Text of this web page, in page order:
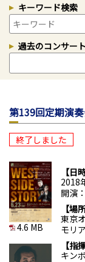
キーワード検索
過去のコンサート
第139回定期演
終了しました
4.6 MB
日
2018
開演
場
東京
モリ
指
キン